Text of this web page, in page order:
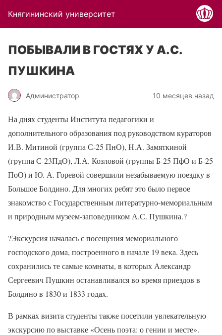
Княгининский университет
ПОБЫВАЛИ В ГОСТЯХ У А.С.
ПУШКИНА
Администратор 10 месяцев назад
На днях студенты Института педагогики и
дополнительного образования под руководством кураторов
И.В. Митиной (группа С-25 ПнО), Н.А. Замяткиной
(группа С-23ПдО), Л.А. Козловой (группы Б-25 ПфО и Б-25
ПоО) и Ю. А. Горевой совершили незабываемую поездку в
Большое Болдино. Для многих ребят это было первое
знакомство с Государственным литературно-мемориальным
и природным музеем-заповедником А.С. Пушкина.?
?Экскурсия началась с посещения мемориального
господского дома, построенного в начале 19 века. Здесь
сохранились те самые комнаты, в которых Александр
Сергеевич Пушкин останавливался во время приездов в
Болдино в 1830 и 1833 годах.
В рамках визита студенты также посетили увлекательную
экскурсию по выставке «Осень поэта: о гении и месте».